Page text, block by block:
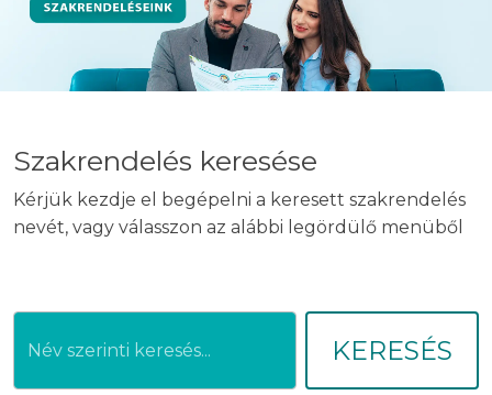
Szakrendelés keresése
Kérjük kezdje el begépelni a keresett szakrendelés
nevét, vagy válasszon az alábbi legördülő menüből
KERESÉS